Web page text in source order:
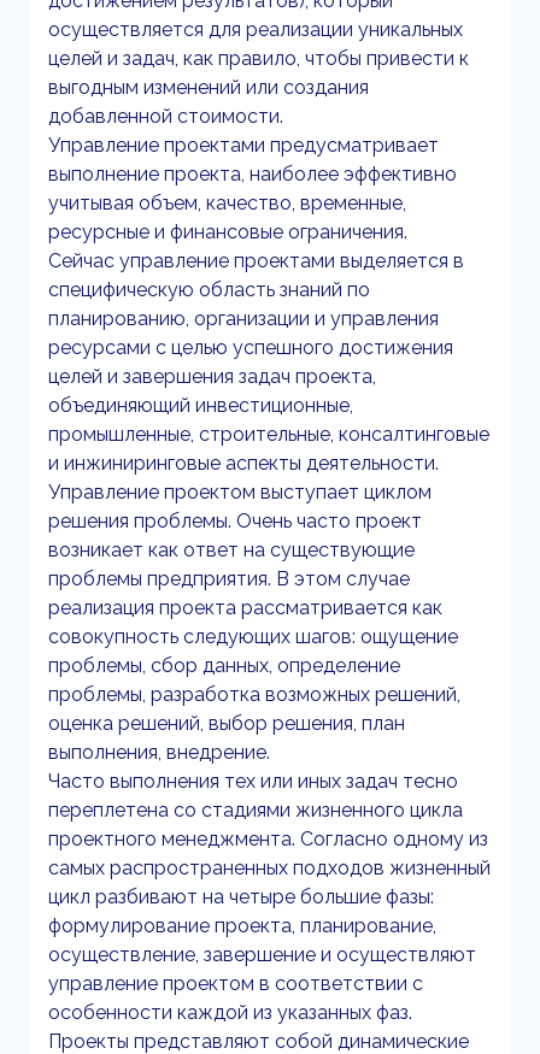
осуществляется для реализации уникальных
целей и задач, как правило, чтобы привести к
выгодным изменений или создания
добавленной стоимости.
Управление проектами предусматривает
выполнение проекта, наиболее эффективно
учитывая объем, качество, временные,
ресурсные и финансовые ограничения.
Сейчас управление проектами выделяется в
специфическую область знаний по
планированию, организации и управления
ресурсами с целью успешного достижения
целей и завершения задач проекта,
объединяющий инвестиционные,
промышленные, строительные, консалтинговые
и инжиниринговые аспекты деятельности.
Управление проектом выступает циклом
решения проблемы. Очень часто проект
возникает как ответ на существующие
проблемы предприятия. В этом случае
реализация проекта рассматривается как
совокупность следующих шагов: ощущение
проблемы, сбор данных, определение
проблемы, разработка возможных решений,
оценка решений, выбор решения, план
выполнения, внедрение.
Часто выполнения тех или иных задач тесно
переплетена со стадиями жизненного цикла
проектного менеджмента. Согласно одному из
самых распространенных подходов жизненный
цикл разбивают на четыре большие фазы:
формулирование проекта, планирование,
осуществление, завершение и осуществляют
управление проектом в соответствии с
особенности каждой из указанных фаз.
Проекты представляют собой динамические